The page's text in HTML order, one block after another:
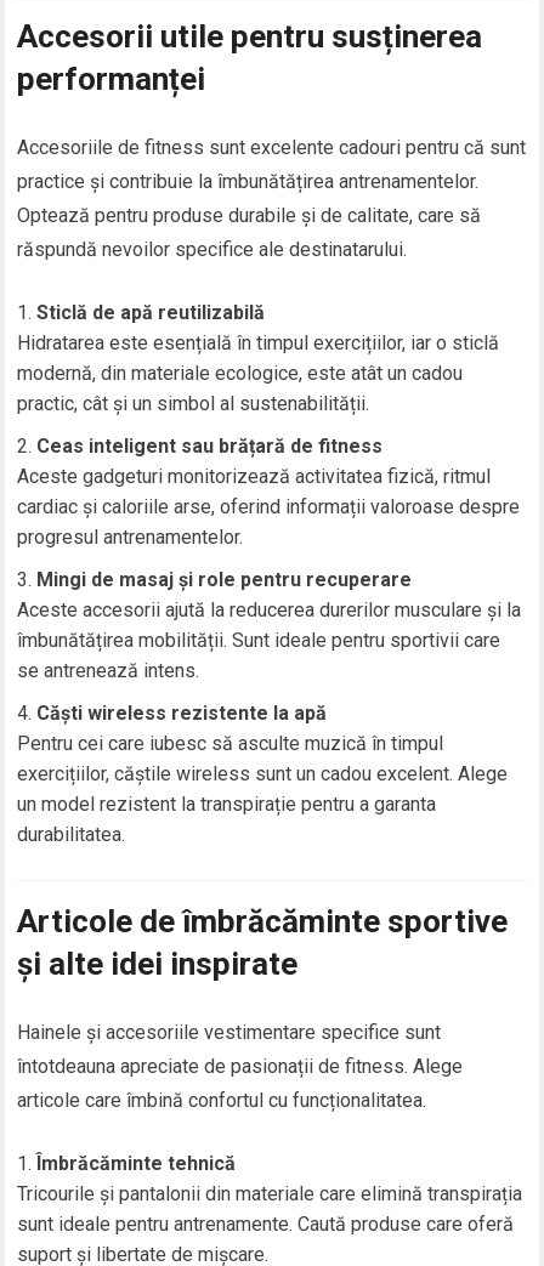
Accesorii utile pentru susținerea
performanței
Accesoriile de fitness sunt excelente cadouri pentru că sunt
practice și contribuie la îmbunătățirea antrenamentelor.
Optează pentru produse durabile și de calitate, care să
răspundă nevoilor specifice ale destinatarului.
Sticlă de apă reutilizabilă
Hidratarea este esențială în timpul exercițiilor, iar o sticlă
modernă, din materiale ecologice, este atât un cadou
practic, cât și un simbol al sustenabilității.
Ceas inteligent sau brățară de fitness
Aceste gadgeturi monitorizează activitatea fizică, ritmul
cardiac și caloriile arse, oferind informații valoroase despre
progresul antrenamentelor.
Mingi de masaj și role pentru recuperare
Aceste accesorii ajută la reducerea durerilor musculare și la
îmbunătățirea mobilității. Sunt ideale pentru sportivii care
se antrenează intens.
Căști wireless rezistente la apă
Pentru cei care iubesc să asculte muzică în timpul
exercițiilor, căștile wireless sunt un cadou excelent. Alege
un model rezistent la transpirație pentru a garanta
durabilitatea.
Articole de îmbrăcăminte sportive
și alte idei inspirate
Hainele și accesoriile vestimentare specifice sunt
întotdeauna apreciate de pasionații de fitness. Alege
articole care îmbină confortul cu funcționalitatea.
Îmbrăcăminte tehnică
Tricourile și pantalonii din materiale care elimină transpirația
sunt ideale pentru antrenamente. Caută produse care oferă
suport și libertate de mișcare.